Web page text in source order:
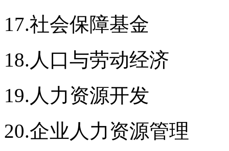
17.社会保障基金
18.人口与劳动经济
19.人力资源开发
20.企业人力资源管理